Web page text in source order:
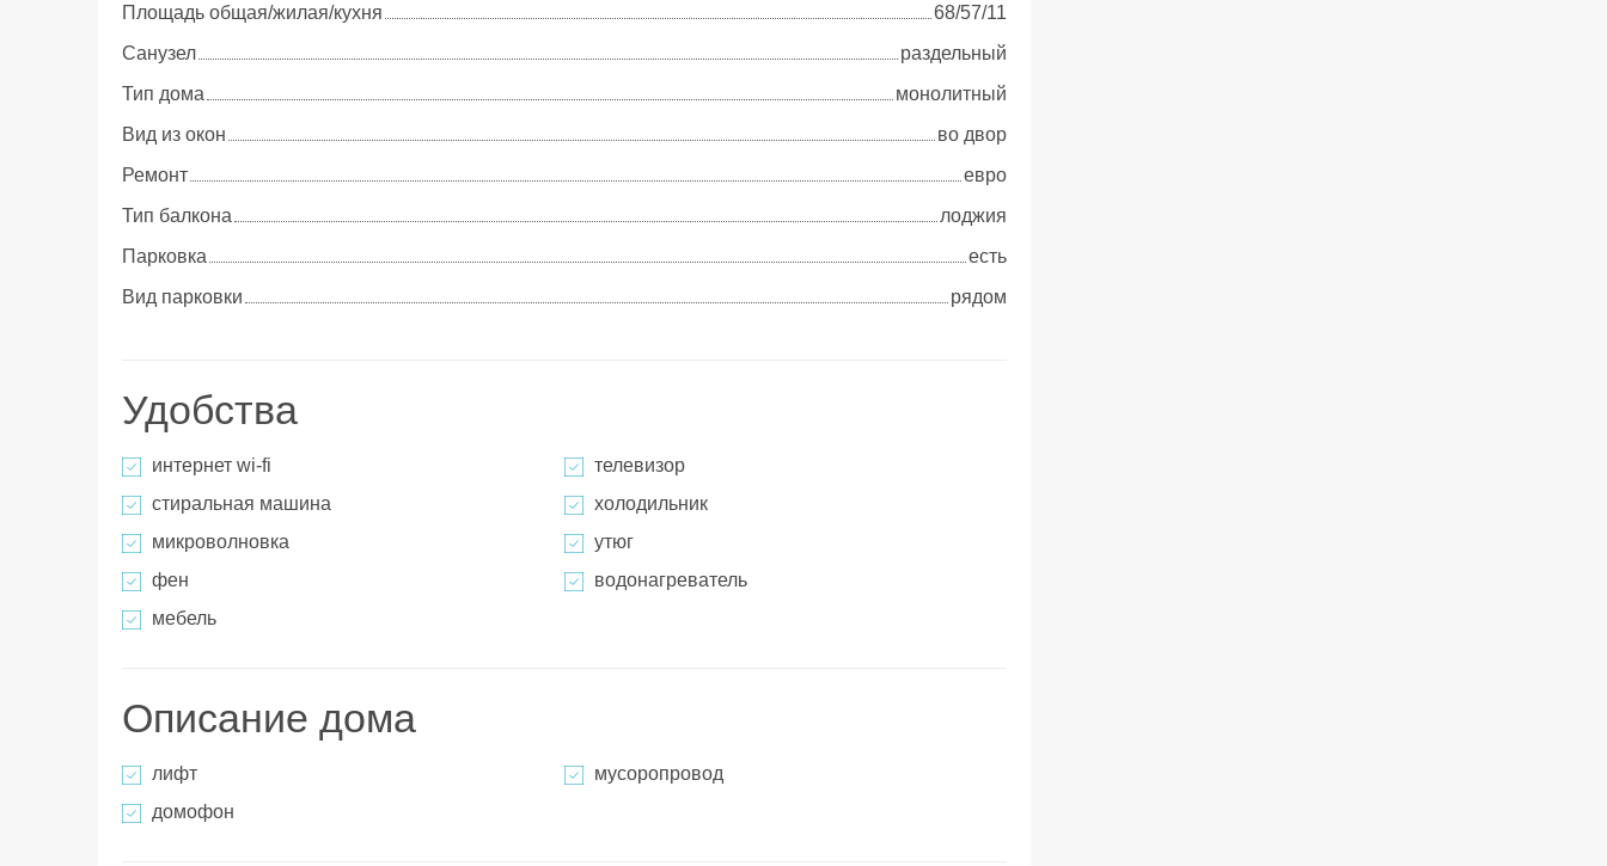
Площадь общая/жилая/кухня
68/57/11
Cанузел
раздельный
Тип дома
монолитный
Вид из окон
во двор
Ремонт
евро
Тип балкона
лоджия
Парковка
есть
Вид парковки
рядом
Удобства
интернет wi-fi
телевизор
стиральная машина
холодильник
микроволновка
утюг
фен
водонагреватель
мебель
Описание дома
лифт
мусоропровод
домофон